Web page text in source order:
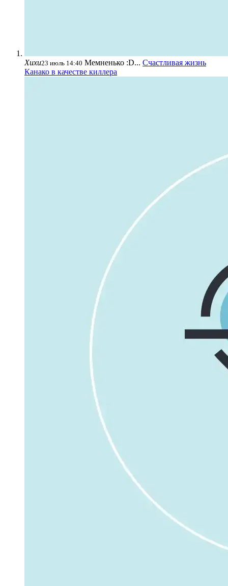
Хихи23 июль 14:40 Мемненько :D... Счастливая жизнь
Канако в качестве киллера